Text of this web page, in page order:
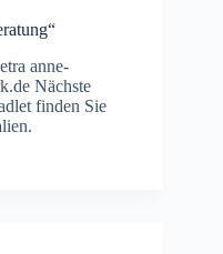
anne-
Nächste
finden Sie